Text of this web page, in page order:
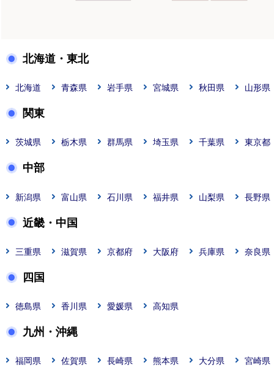
北海道・東北
北海道 青森県 岩手県 宮城県 秋田県 山形県
関東
茨城県 栃木県 群馬県 埼玉県 千葉県 東京都
中部
新潟県 富山県 石川県 福井県 山梨県 長野県
近畿・中国
三重県 滋賀県 京都府 大阪府 兵庫県 奈良県
四国
徳島県 香川県 愛媛県 高知県
九州・沖縄
福岡県 佐賀県 長崎県 熊本県 大分県 宮崎県